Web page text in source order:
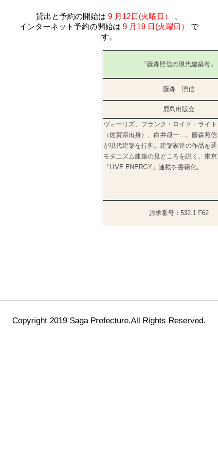
貸出と予約の開始は 9 月12日(火曜日）
インターネット予約の開始は 9 月19 日(火曜日） で
す。
『藤森照信の現代建築考』
藤森 照信
鹿島出版会
ヴォーリズ、フランク・ロイド・ライ
（佐賀県出身）、白井晟一…。藤森照
が現代建築を行脚。建築家達の作品を
モダニズム建築の見どころを説く。東
『LIVE ENERGY』連載を書籍化
請求番号：532.1 F62
Copyright 2019 Saga Prefecture.All Rights Reserved.